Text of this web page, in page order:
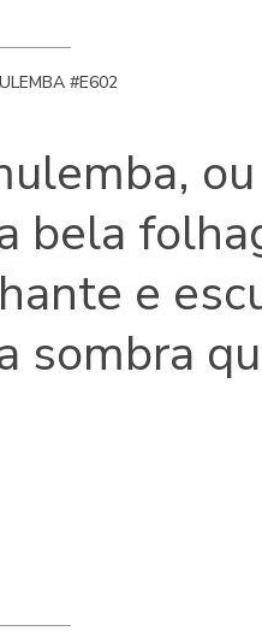
#E602
bela
e
sombra